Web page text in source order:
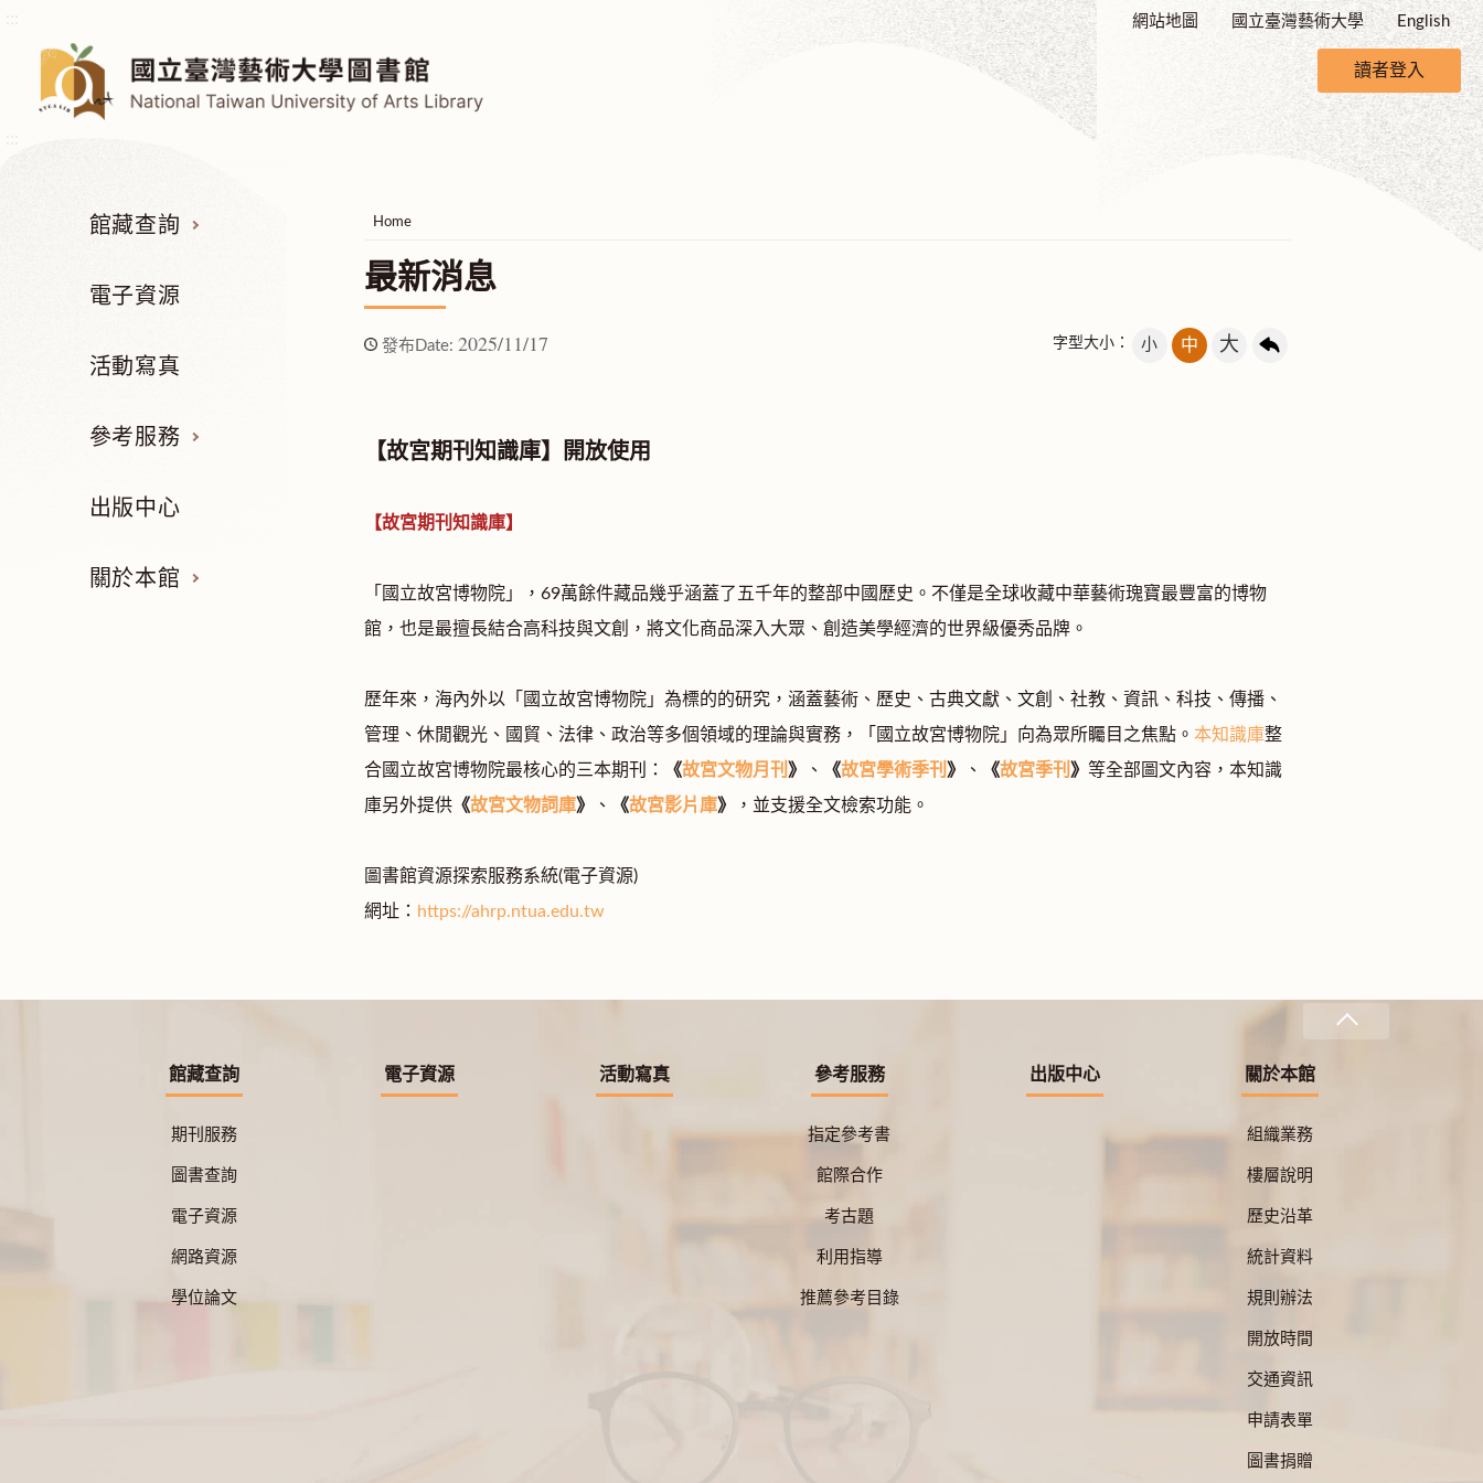
網站地圖 國立臺灣藝術大學 English
讀者登入
館藏查詢
電子資源
活動寫真
參考服務
出版中心
關於本館
Home
最新消息
發布Date: 2025/11/17 字型大小： 小 中 大
【故宮期刊知識庫】開放使用
【故宮期刊知識庫】
「國立故宮博物院」，69萬餘件藏品幾乎涵蓋了五千年的整部中國歷史。不僅是全球收藏中華藝術瑰寶最豐富的博物
館，也是最擅長結合高科技與文創，將文化商品深入大眾、創造美學經濟的世界級優秀品牌。
歷年來，海內外以「國立故宮博物院」為標的的研究，涵蓋藝術、歷史、古典文獻、文創、社教、資訊、科技、傳播、
管理、休閒觀光、國貿、法律、政治等多個領域的理論與實務，「國立故宮博物院」向為眾所矚目之焦點。 本知識庫整
合國立故宮博物院最核心的三本期刊：
《故宮文物月刊 》 、 《故宮學術季刊 》 、 《故宮季刊 》 等全部圖文內容，本知識
庫另外提供 《故宮文物詞庫》 、 《故宮影片庫》 ，並支援全文檢索功能。
圖書館資源探索服務系統(電子資源)
網址： https://ahrp.ntua.edu.tw
館藏查詢
期刊服務
圖書查詢
電子資源
網路資源
學位論文
電子資源 活動寫真 參考服務
指定參考書
館際合作
考古題
利用指導
推薦參考目錄
出版中心 關於本館
組織業務
樓層說明
歷史沿革
統計資料
規則辦法
開放時間
交通資訊
申請表單
圖書捐贈